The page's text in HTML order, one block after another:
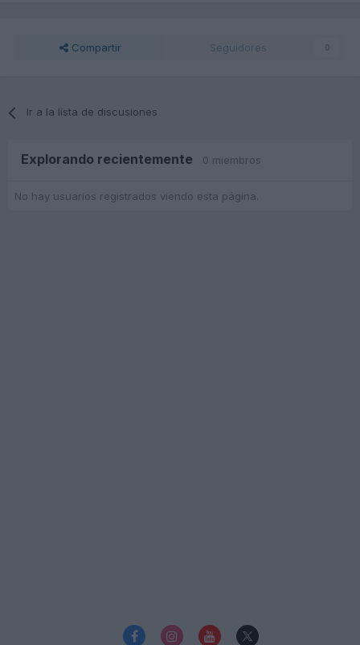
Compartir Seguidores 0
Ir a la lista de discusiones
Explorando recientemente 0 miembros
No hay usuarios registrados viendo esta página.